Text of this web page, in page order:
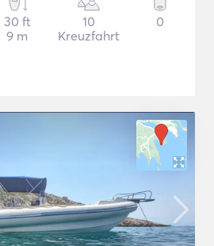
30 ft
9 m
10
Kreuzfahrt
0